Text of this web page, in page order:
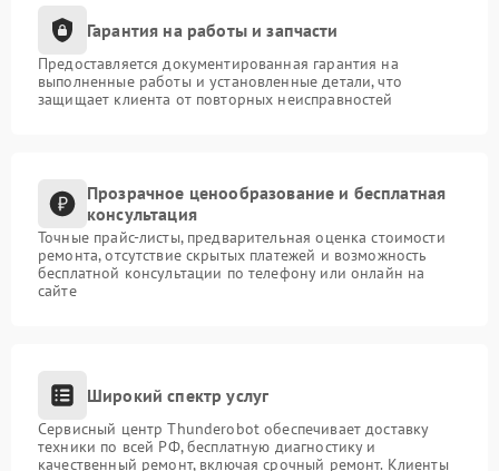
Гарантия на работы и запчасти
Предоставляется документированная гарантия на
выполненные работы и установленные детали, что
защищает клиента от повторных неисправностей
Прозрачное ценообразование и бесплатная
консультация
Точные прайс-листы, предварительная оценка стоимости
ремонта, отсутствие скрытых платежей и возможность
бесплатной консультации по телефону или онлайн на
сайте
Широкий спектр услуг
Сервисный центр Thunderobot обеспечивает доставку
техники по всей РФ, бесплатную диагностику и
качественный ремонт, включая срочный ремонт. Клиенты